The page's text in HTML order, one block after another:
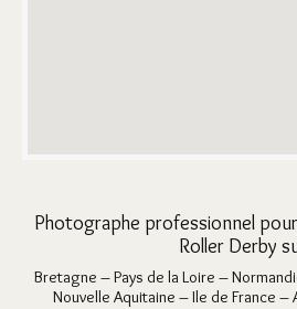
Photographe professionnel
Roller Derby
Bretagne – Pays de la Loire –
Nouvelle Aquitaine – Ile de France –